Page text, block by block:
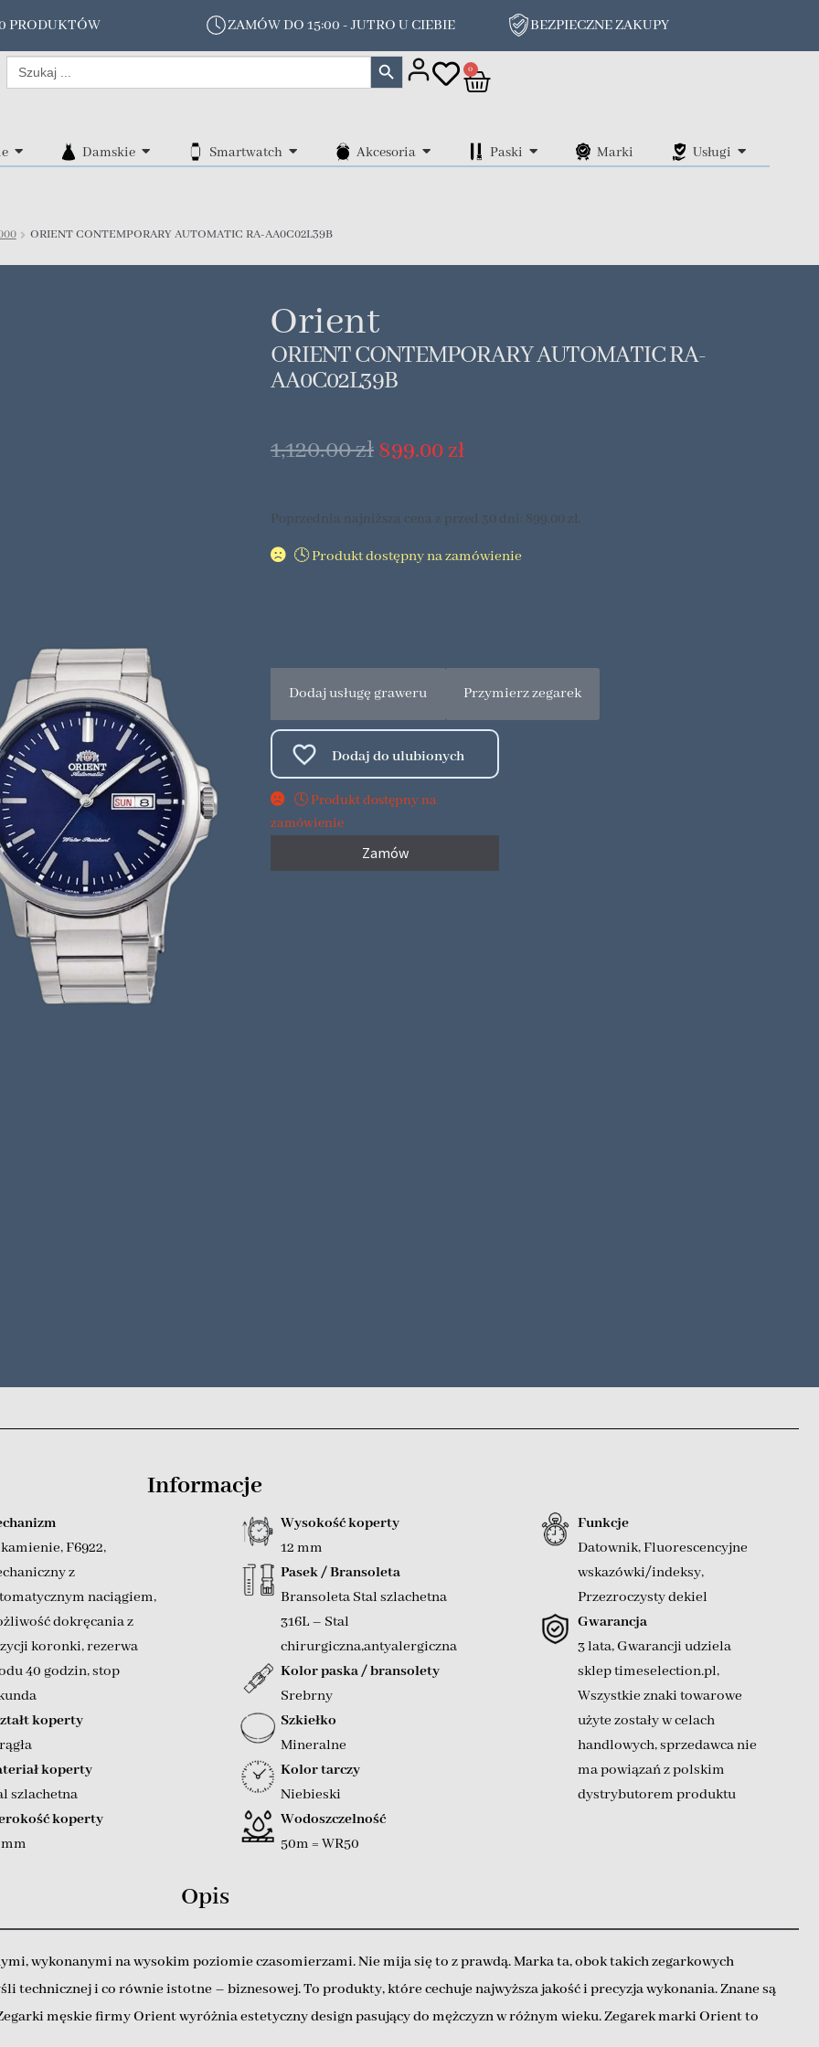
PRODUKTÓW ZAMÓW DO 15:00 - JUTRO U CIEBIE BEZPIECZNE ZAKUPY
Search
for:
Search Button
0
Damskie Smartwatch Akcesoria Paski Marki Usługi
ORIENT CONTEMPORARY AUTOMATIC RA-AA0C02L39B
Orient
ORIENT CONTEMPORARY AUTOMATIC RA-
AA0C02L39B
1,120.00zł899.00zł
Poprzednia najniższa cena z przed 30 dni: 899.00 zł.
🕓 Produkt dostępny na zamówienie
Dodaj usługę graweru Przymierz zegarek
🕓 Produkt dostępny na
zamówienie
Zamów
Informacje
,F6922,
z
naciągiem,
dokręcania z
koronki,rezerwa
40 godzin,stop
koperty
koperty
szlachetna
koperty
Wysokość koperty
12 mm
Pasek / Bransoleta
Bransoleta Stal szlachetna
316L – Stal
chirurgiczna,antyalergiczna
Kolor paska / bransolety
Srebrny
Szkiełko
Mineralne
Kolor tarczy
Niebieski
Wodoszczelność
50m = WR50
Funkcje
Datownik,Fluorescencyjne
wskazówki/indeksy,
Przezroczysty dekiel
Gwarancja
3 lata, Gwarancji udziela
sklep timeselection.pl,
Wszystkie znaki towarowe
użyte zostały w celach
handlowych, sprzedawca nie
ma powiązań z polskim
dystrybutorem produktu
Opis
wykonanymi na wysokim poziomie czasomierzami. Nie mija się to z prawdą. Marka ta, obok takich zegarkowych
technicznej i co równie istotne – biznesowej. To produkty, które cechuje najwyższa jakość i precyzja wykonania. Znane są
męskie firmy Orient wyróżnia estetyczny design pasujący do mężczyzn w różnym wieku. Zegarek marki Orient to